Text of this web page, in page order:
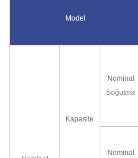
Model
Kapasite
Nominal
Soğutma
Nominal